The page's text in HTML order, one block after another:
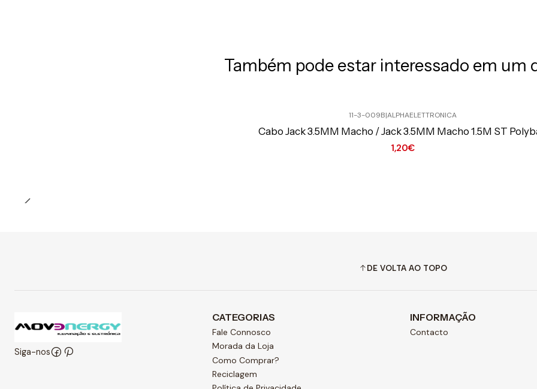
Também pode estar interessado em um
11-3-009B|ALPHAELETTRONICA
Cabo Jack 3.5MM Macho / Jack 3.5MM Macho 1.5M ST
1,20€
DE VOLTA AO TOPO
Siga-nos
CATEGORIAS
Fale Connosco
Morada da Loja
Como Comprar?
Reciclagem
INFORMAÇÃO
Contacto